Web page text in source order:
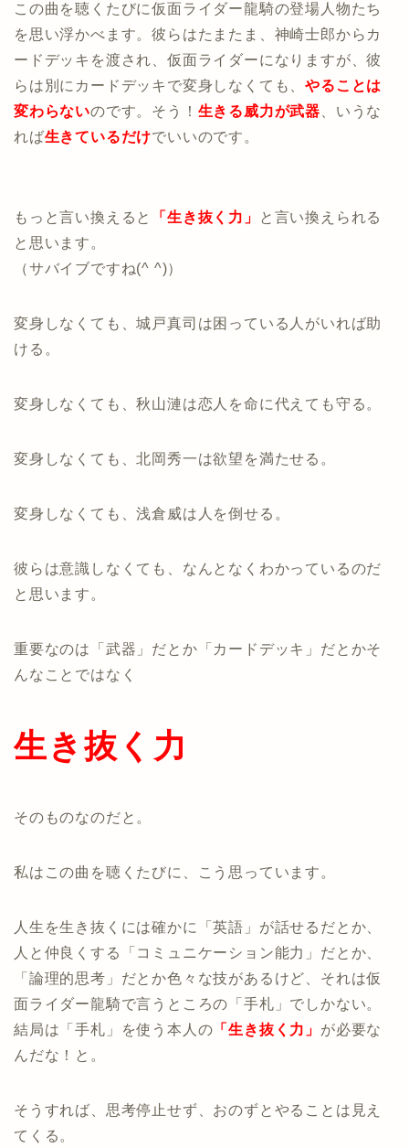
この曲を聴くたびに仮面ライダー龍騎の登場人物たち
を思い浮かべます。彼らはたまたま、神崎士郎からカ
ードデッキを渡され、仮面ライダーになりますが、彼
らは別にカードデッキで変身しなくても、やることは
変わらないのです。そう！ 生きる威力が武器 、いうな
れば生きているだけでいいのです。
もっと言い換えると 「生き抜く力」
と言い換えられる
と思います。
（サバイブですね(^ ^)）
変身しなくても、城戸真司は困っている人がいれば助
ける。
変身しなくても、秋山漣は恋人を命に代えても守る。
変身しなくても、北岡秀一は欲望を満たせる。
変身しなくても、浅倉威は人を倒せる。
彼らは意識しなくても、なんとなくわかっているのだ
と思います。
重要なのは「武器」だとか「カードデッキ」だとかそ
んなことではなく
生き抜く力
そのものなのだと。
私はこの曲を聴くたびに、こう思っています。
人生を生き抜くには確かに「英語」が話せるだとか、
人と仲良くする「コミュニケーション能力」だとか、
「論理的思考」だとか色々な技があるけど、それは仮
面ライダー龍騎で言うところの「手札」でしかない。
結局は「手札」を使う本人の 「生き抜く力」 が必要な
んだな！と。
そうすれば、思考停止せず、おのずとやることは見え
てくる。